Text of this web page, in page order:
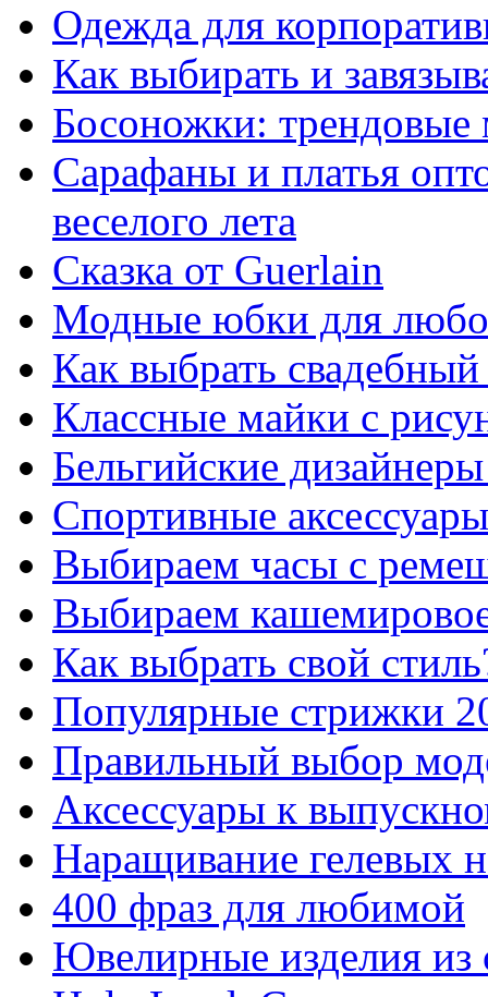
Одежда для
Как выбирать и
Босоножки: трендовые
Сарафаны и платья
веселого лета
Сказка от Guerlain
Модные юбки для
Как выбрать
Классные майки с
Бельгийские
Спортивные
Выбираем часы с
Выбираем
Как выбрать свой
Популярные стрижки
Правильный выбор
Аксессуары к
Наращивание гелевых
400 фраз для любимой
Ювелирные изделия из